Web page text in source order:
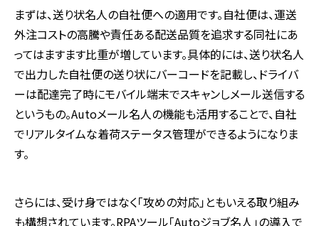
まずは、送り状名人の自社便への適用です。自社便は、運送
外注コストの高騰や責任ある配送品質を追求する同社にあ
ってはますます比重が増しています。具体的には、送り状名人
で出力した自社便の送り状にバーコードを記載し、ドライバ
ーは配達完了時にモバイル端末でスキャンしメール送信する
というもの。Autoメール名人の機能も活用することで、自社
でリアルタイムな着荷ステータス管理ができるようになりま
す。
さらには、受け身ではなく「攻めの対応」ともいえる取り組み
も構想されています。RPAツール「Autoジョブ名人」の導入で